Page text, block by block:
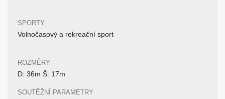
SPORTY
Volnočasový a rekreační sport
ROZMĚRY
D: 36m Š: 17m
SOUTĚŽNÍ PARAMETRY